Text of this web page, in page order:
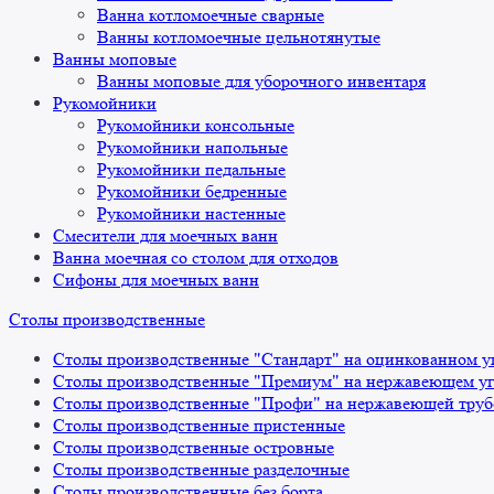
Ванна котломоечные сварные
Ванны котломоечные цельнотянутые
Ванны моповые
Ванны моповые для уборочного инвентаря
Рукомойники
Рукомойники консольные
Рукомойники напольные
Рукомойники педальные
Рукомойники бедренные
Рукомойники настенные
Смесители для моечных ванн
Ванна моечная со столом для отходов
Сифоны для моечных ванн
Столы производственные
Столы производственные "Стандарт" на оцинкованном
Столы производственные "Премиум" на нержавеющем
Столы производственные "Профи" на нержавеющей
Столы производственные пристенные
Столы производственные островные
Столы производственные разделочные